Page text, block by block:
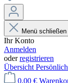
Menü schließen
Ihr Konto
Anmelden
oderregistrieren
Übersicht
0,00 €